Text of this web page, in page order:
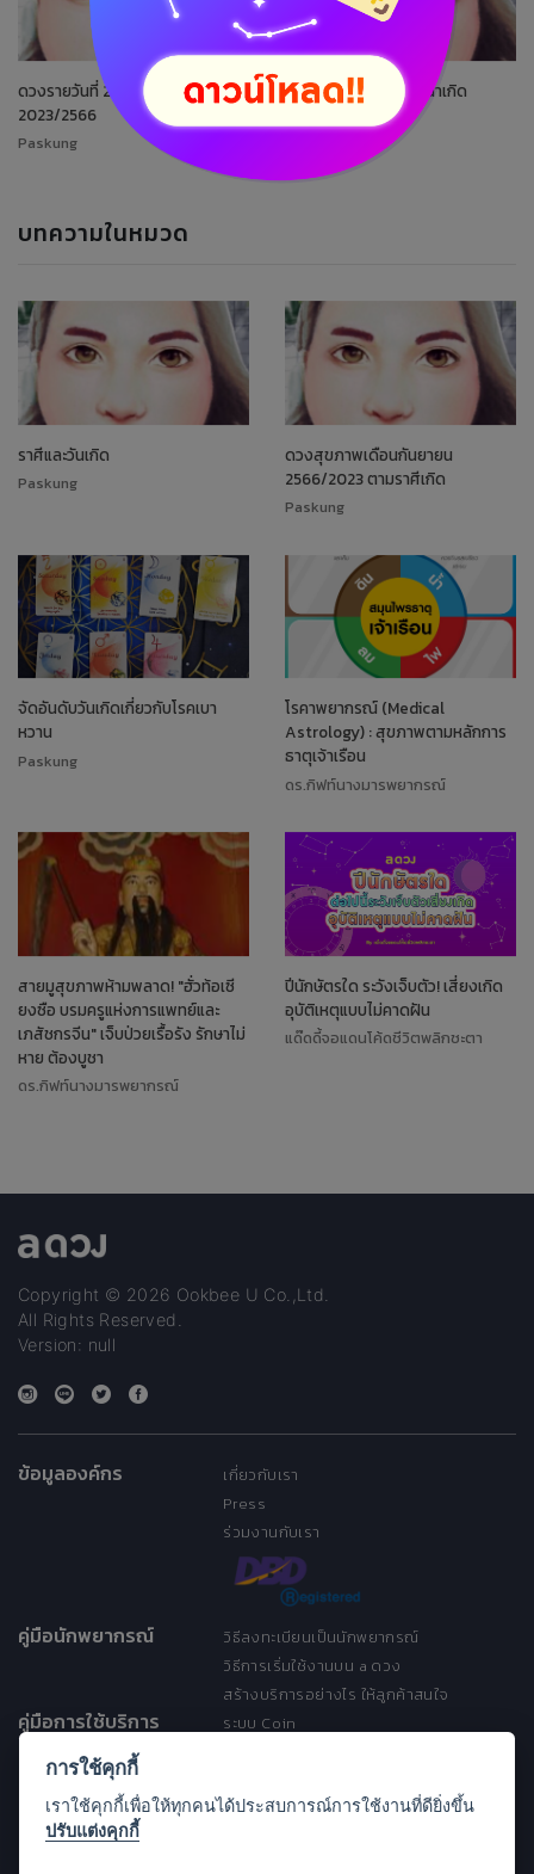
ดวงรายวันที่ 22 กันยายน
2023/2566
Paskung
ดวงจัดอันดับราศี/ลัคนาเกิด
บทความในหมวด
ราศีและวันเกิด
Paskung
ดวงสุขภาพเดือนกันยายน
2566/2023 ตามราศีเกิด
Paskung
จัดอันดับวันเกิดเกี่ยวกับโรคเบา
หวาน
Paskung
โรคาพยากรณ์ (Medical
Astrology) : สุขภาพตามหลักการ
ธาตุเจ้าเรือน
ดร.กิฟท์นางมารพยากรณ์
สายมูสุขภาพห้ามพลาด! "ฮั่วท้อเซี
ยงซือ บรมครูแห่งการแพทย์และ
เภสัชกรจีน" เจ็บป่วยเรื้อรัง รักษาไม่
หาย ต้องบูชา
ดร.กิฟท์นางมารพยากรณ์
ปีนักษัตรใด ระวังเจ็บตัว! เสี่ยงเกิด
อุบัติเหตุแบบไม่คาดฝัน
แด๊ดดี้จอแดนโค้ดชีวิตพลิกชะตา
Copyright © 2026 Ookbee U Co.,Ltd.
All Rights Reserved.
Version: null
ข้อมูลองค์กร
เกี่ยวกับเรา
Press
ร่วมงานกับเรา
คู่มือนักพยากรณ์
วิธีลงทะเบียนเป็นนักพยากรณ์
วิธีการเริ่มใช้งานบน a ดวง
สร้างบริการอย่างไร ให้ลูกค้าสนใจ
คู่มือการใช้บริการ
ระบบ Coin
ประกาศการคุ้มครองข้อมูลส่วนบุคคล
การใช้คุกกี้
เราใช้คุกกี้เพื่อให้ทุกคนได้ประสบการณ์การใช้งานที่ดียิ่งขึ้น
ปรับแต่งคุกกี้